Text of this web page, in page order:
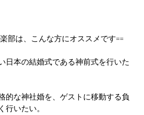
部は、こんな方にオススメです==
日本の結婚式である神前式を行いた
的な神社婚を、ゲストに移動する負
いたい。